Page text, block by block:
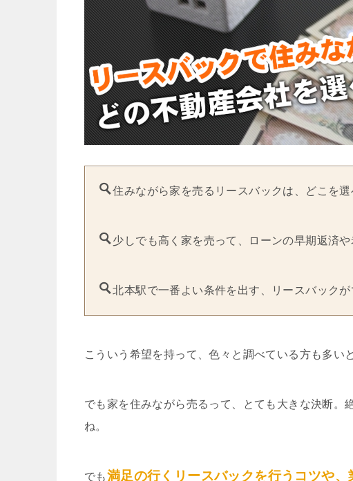
住みながら家を売るリースバックは、どこを選
少しでも高く家を売って、ローンの早期返済
北本駅で一番よい条件を出す、リースバック
こういう希望を持って、色々と調べている方も多い
でも家を住みながら売るって、とても大きな決断。
ね。
でも満足の行くリースバックを行うコツや